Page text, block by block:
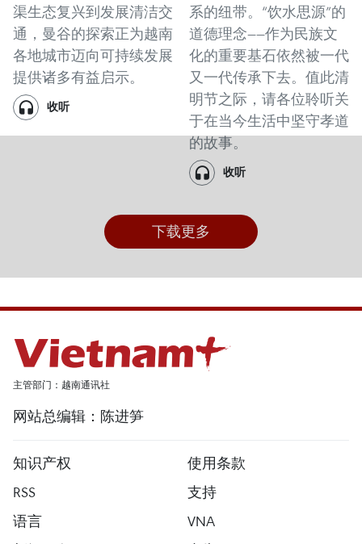
渠生态复兴到发展清洁交
通，曼谷的探索正为越南
各地城市迈向可持续发展
提供诸多有益启示。
收听
系的纽带。“饮水思源”的
道德理念——作为民族文
化的重要基石依然被一代
又一代传承下去。值此清
明节之际，请各位聆听关
于在当今生活中坚守孝道
的故事。
收听
下载更多
主管部门：越南通讯社
网站总编辑：陈进笋
知识产权
使用条款
RSS
支持
语言
VNA